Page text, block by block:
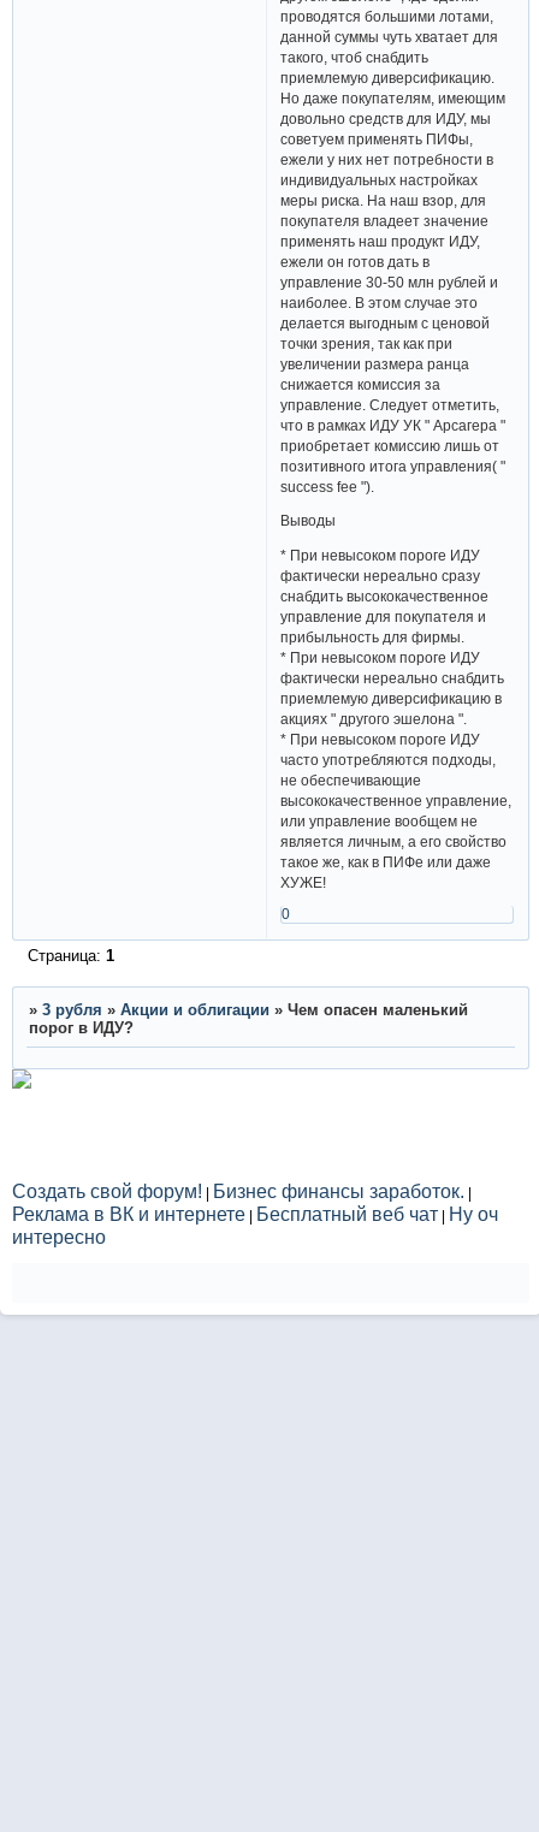
проводятся большими лотами,
данной суммы чуть хватает для
такого, чтоб снабдить
приемлемую диверсификацию.
Но даже покупателям, имеющим
довольно средств для ИДУ, мы
советуем применять ПИФы,
ежели у них нет потребности в
индивидуальных настройках
меры риска. На наш взор, для
покупателя владеет значение
применять наш продукт ИДУ,
ежели он готов дать в
управление 30-50 млн рублей и
наиболее. В этом случае это
делается выгодным с ценовой
точки зрения, так как при
увеличении размера ранца
снижается комиссия за
управление. Следует отметить,
что в рамках ИДУ УК " Арсагера "
приобретает комиссию лишь от
позитивного итога управления( "
success fee ").
Выводы
* При невысоком пороге ИДУ
фактически нереально сразу
снабдить высококачественное
управление для покупателя и
прибыльность для фирмы.
* При невысоком пороге ИДУ
фактически нереально снабдить
приемлемую диверсификацию в
акциях " другого эшелона ".
* При невысоком пороге ИДУ
часто употребляются подходы,
не обеспечивающие
высококачественное управление,
или управление вообщем не
является личным, а его свойство
такое же, как в ПИФе или даже
ХУЖЕ!
0
Страница: 1
» 3 рубля » Акции и облигации » Чем опасен маленький
порог в ИДУ?
Создать свой форум! Бизнес финансы заработок.
Реклама в ВК и интернете Бесплатный веб чат
Ну оч
интересно